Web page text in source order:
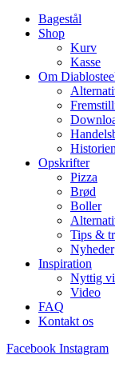
Bagestål
Shop
Kurv
Kasse
Om
Opskrifter
Pizza
Brød
Boller
Tips &
Nyheder
Inspiration
Nyttig
Video
FAQ
Kontakt os
Facebook Instagram